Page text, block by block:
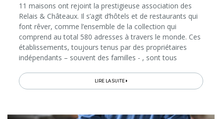
11 maisons ont rejoint la prestigieuse association des
Relais & Châteaux. Il s’agit d’hôtels et de restaurants qui
font rêver, comme l’ensemble de la collection qui
comprend au total 580 adresses à travers le monde. Ces
établissements, toujours tenus par des propriétaires
indépendants – souvent des familles - , sont tous
hôtes la culture...
LIRE LA SUITE